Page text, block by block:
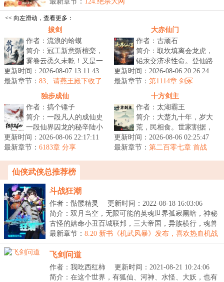
<< 向左滑动，查看更多：
拔剑
作者：流浪的蛤蟆
简介：冠工新意斲檀栾，
雾卷云烝久未乾！又是一
本武侠！这是王安石的一
句诗，原意是，友人所赠
竹冠式样新...
更新时间：2026-08-07 13:11:43
最新章节： 83、请燕王殿下收了
神通（求月票）
大赤仙门
作者：古顽石
简介：取坎填离会龙虎，
铅汞交济求性命。登仙路
上，多少白骨？仙山道
宗，几家长青？许玄一朝
穿越，为大赤...
更新时间：2026-08-06 20:26:24
最新章节： 第1114章 剑冢
独步成仙
作者：搞个锤子
简介：一段凡人的成仙史
一段仙界囚龙的秘辛陆小
天最初的追求不过是踏上
永生的仙道，但披荆斩棘
更新时间：2026-08-06 22:17:11
最新章节： 6183章 分享
十方剑主
作者：太湖霸王
简介：大楚九十年，岁大
荒，民相食。世家割据，
宗门裂土。两朝对峙，域
外高僧，海上巨寇，纷至
更新时间：2026-08-06 02:25:47
最新章节： 第二百零七章 首战
仙侠武侠总推荐榜
斗战狂潮
作者：骷髅精灵
更新时间：2022-08-18 16:03:06
简介：双月当空，无限可能的英魂世界孤寂黑暗，神秘
古怪的嬉命小丑百城联邦，三大帝国，异族横行，魂兽
霸...
最新章节： 8.20 新书《机武风暴》发布，喜欢热血机战
的伙伴们欢迎加入！
飞剑问道
作者：我吃西红柿
更新时间：2021-08-21 10:24:06
简介：在这个世界，有狐仙、河神、水怪、大妖，也有